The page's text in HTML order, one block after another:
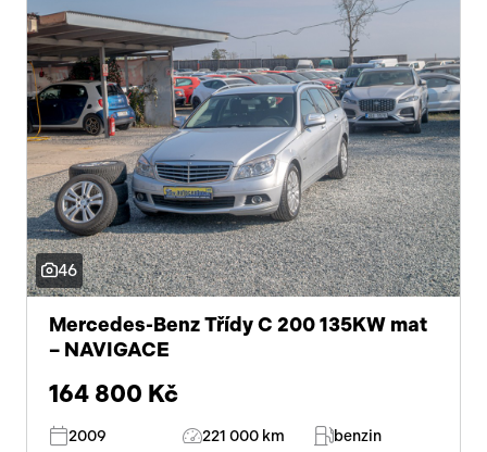
46
Mercedes-Benz Třídy C 200 135KW mat
– NAVIGACE
164 800 Kč
2009 221 000 km benzin